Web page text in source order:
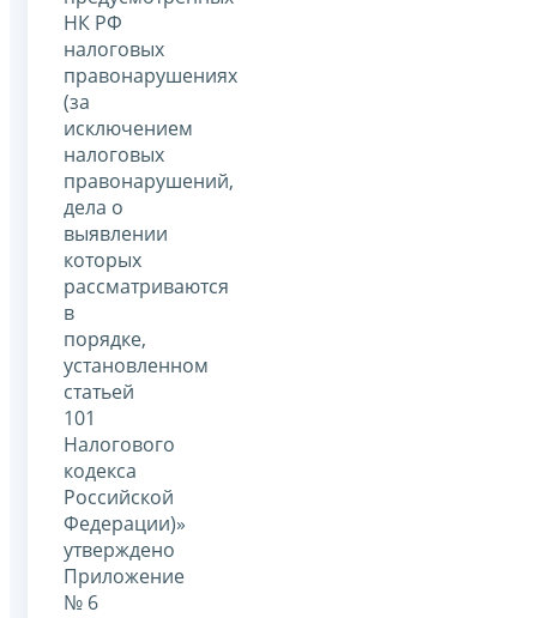
НК РФ
налоговых
правонарушениях
(за
исключением
налоговых
правонарушений,
дела о
выявлении
которых
рассматриваются
в
порядке,
установленном
статьей
101
Налогового
кодекса
Российской
Федерации)»
утверждено
Приложение
№ 6